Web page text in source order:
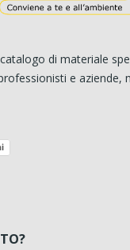
di materiale
e aziende,